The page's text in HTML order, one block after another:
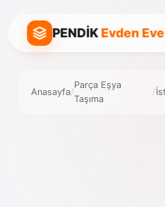
PENDİKEvden
Anasayfa/
Parça Eşya
Taşıma
/